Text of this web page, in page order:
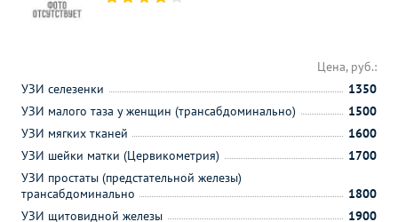
Цена, руб.:
УЗИ селезенки
1350
УЗИ малого таза у женщин (трансабдоминально)
1500
УЗИ мягких тканей
1600
УЗИ шейки матки (Цервикометрия)
1700
УЗИ простаты (предстательной железы)
трансабдоминально
1800
УЗИ щитовидной железы
1900